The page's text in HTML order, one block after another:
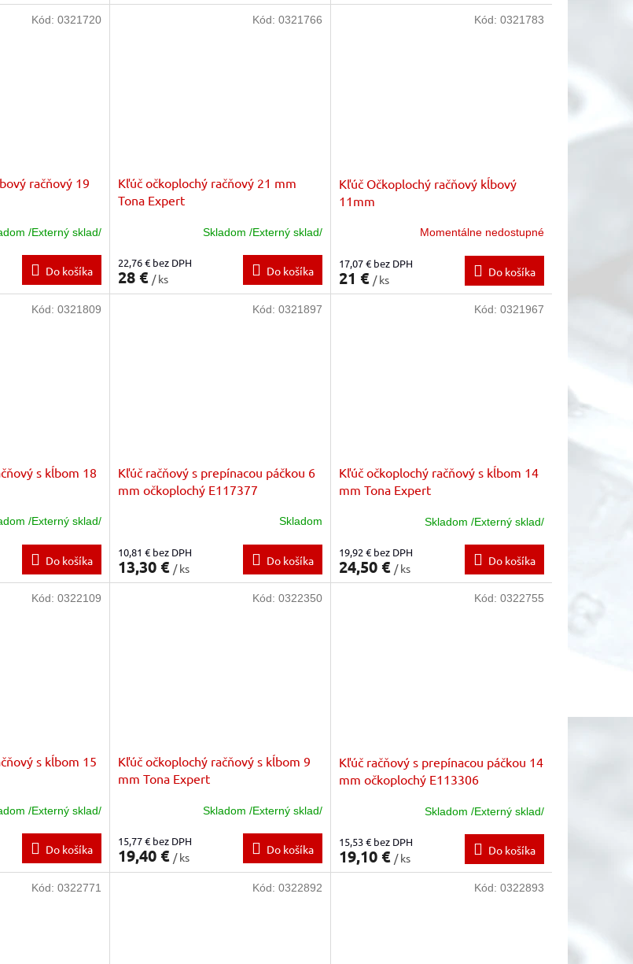
račňový 19
/Externý sklad/
Do košíka
Kód: 0321720
Kľúč očkoplochý račňový 21 mm
Tona Expert
Skladom /Externý sklad/
22,76 € bez DPH
28 € / ks
Do košíka
Kód: 0321766
Kľúč Očkoplochý račňový kĺbový
11mm
Momentálne nedostupné
17,07 € bez DPH
21 € / ks
Do košíka
Kód: 0321783
s kĺbom 18
/Externý sklad/
Do košíka
Kód: 0321809
Kľúč račňový s prepínacou páčkou 6
mm očkoplochý E117377
Skladom
10,81 € bez DPH
13,30 € / ks
Do košíka
Kód: 0321897
Kľúč očkoplochý račňový s kĺbom 14
mm Tona Expert
Skladom /Externý sklad/
19,92 € bez DPH
24,50 € / ks
Do košíka
Kód: 0321967
s kĺbom 15
/Externý sklad/
Do košíka
Kód: 0322109
Kľúč očkoplochý račňový s kĺbom 9
mm Tona Expert
Skladom /Externý sklad/
15,77 € bez DPH
19,40 € / ks
Do košíka
Kód: 0322350
Kľúč račňový s prepínacou páčkou 14
mm očkoplochý E113306
Skladom /Externý sklad/
15,53 € bez DPH
19,10 € / ks
Do košíka
Kód: 0322755
Kód: 0322771 Kód: 0322892 Kód: 0322893